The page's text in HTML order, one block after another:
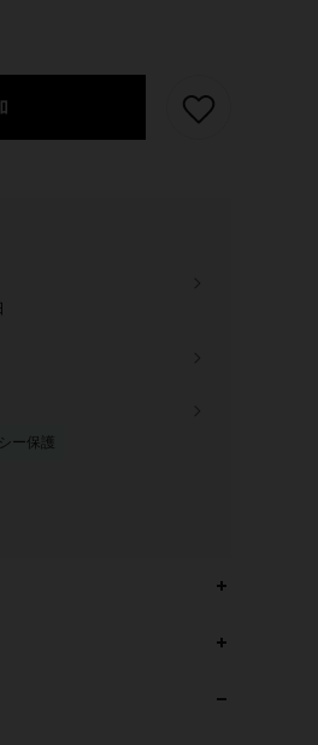
ー保護